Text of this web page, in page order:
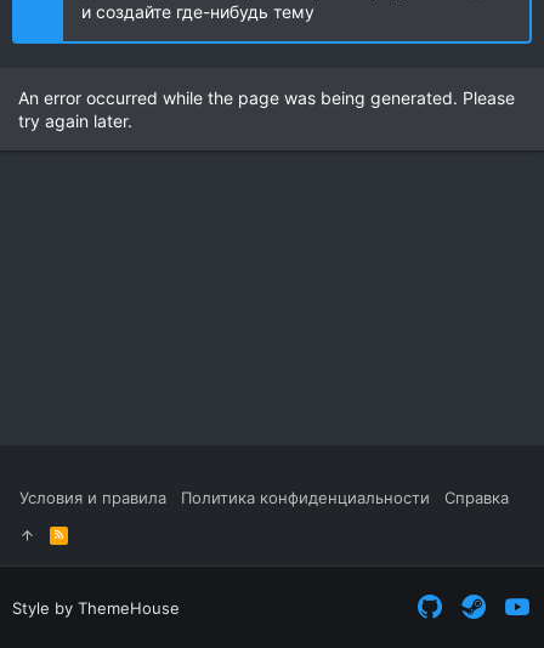
и создайте где-нибудь тему
An error occurred while the page was being generated. Please
try again later.
Условия и правила Политика конфиденциальности Справка
R
S
S
Style by ThemeHouse